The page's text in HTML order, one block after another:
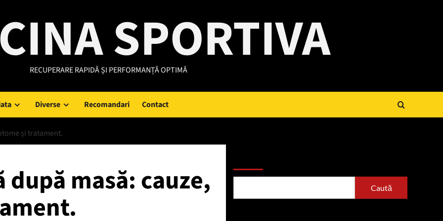
SPORTIVA
RECUPERARE RAPIDĂ ȘI PERFORMANȚĂ OPTIMĂ
Diverse Recomandari Contact
și tratament.
masă: cauze, Caută